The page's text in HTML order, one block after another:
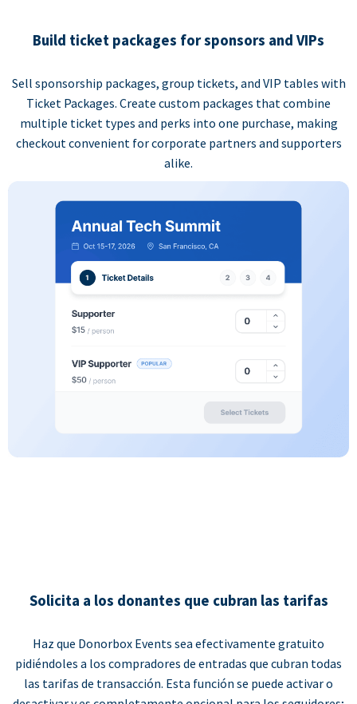
Build ticket packages for sponsors and VIPs
Sell sponsorship packages, group tickets, and VIP tables with
Ticket Packages. Create custom packages that combine
multiple ticket types and perks into one purchase, making
checkout convenient for corporate partners and supporters
alike.
Solicita a los donantes que cubran las tarifas
Haz que Donorbox Events sea efectivamente gratuito
pidiéndoles a los compradores de entradas que cubran todas
las tarifas de transacción. Esta función se puede activar o